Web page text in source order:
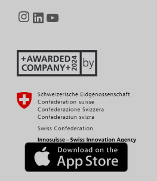
Instagram
LinkedIn